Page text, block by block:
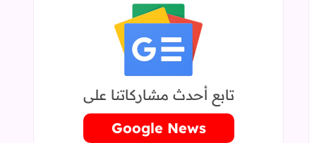
تابع أحدث مشاركاتنا على
Google News